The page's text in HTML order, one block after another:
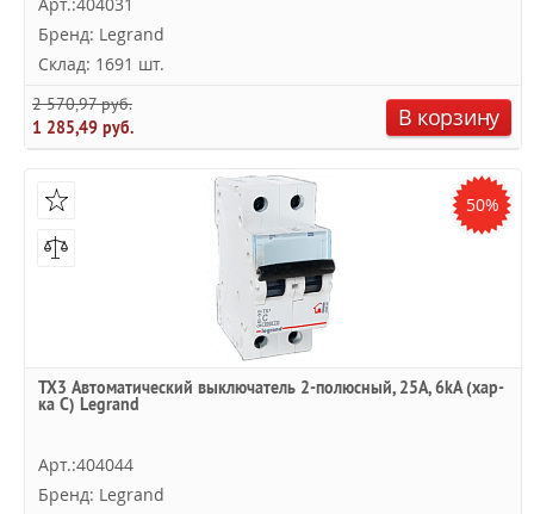
Бренд: Legrand
Склад: 1691 шт.
2 570,97 руб.
1 285,49 руб.
В корзину
50%
TX3 Автоматический выключатель 2-полюсный, 25А, 6kА (хар-
ка C) Legrand
Арт.:404044
Бренд: Legrand